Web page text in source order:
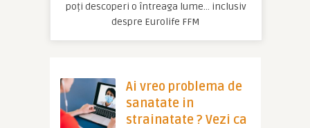
poți descoperi o întreaga lume… inclusiv
despre Eurolife FFM
Ai vreo problema de
sanatate in
strainatate ? Vezi ca